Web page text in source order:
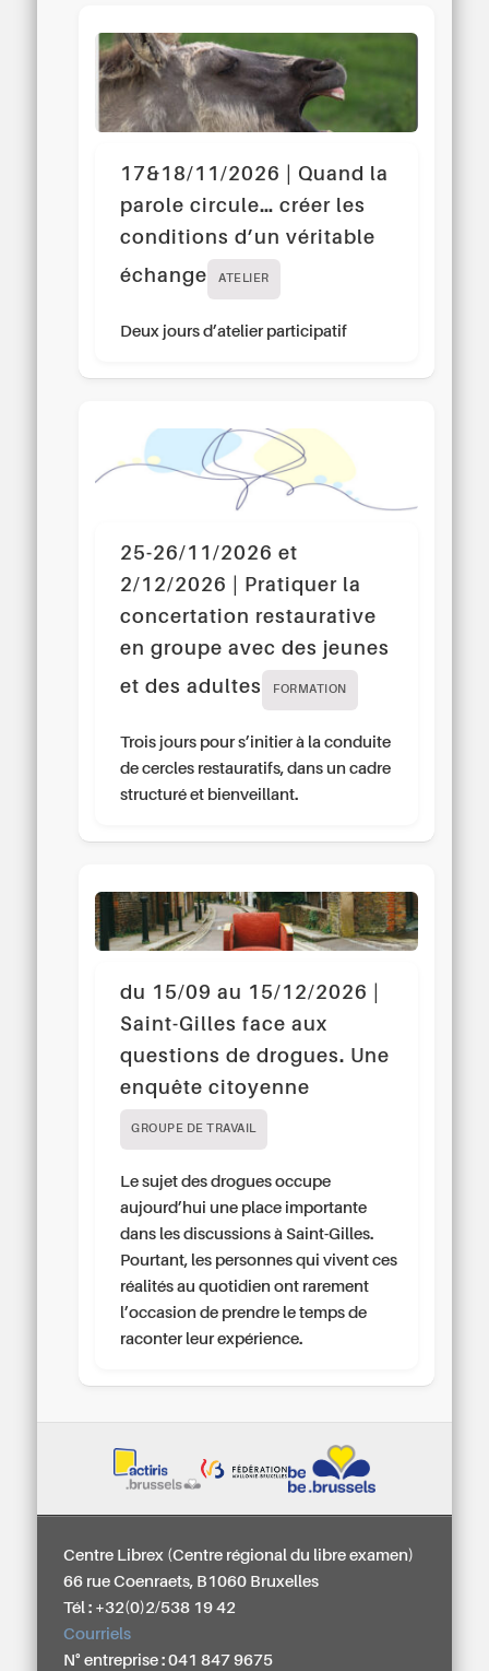
17&18/11/2026 | Quand la
parole circule… créer les
conditions d’un véritable
échange
ATELIER
Deux jours d’atelier participatif
25-26/11/2026 et
2/12/2026 | Pratiquer la
concertation restaurative
en groupe avec des jeunes
et des adultes
FORMATION
Trois jours pour s’initier à la conduite
de cercles restauratifs, dans un cadre
structuré et bienveillant.
du 15/09 au 15/12/2026 |
Saint-Gilles face aux
questions de drogues. Une
enquête citoyenne
GROUPE DE TRAVAIL
Le sujet des drogues occupe
aujourd’hui une place importante
dans les discussions à Saint-Gilles.
Pourtant, les personnes qui vivent ces
réalités au quotidien ont rarement
l’occasion de prendre le temps de
raconter leur expérience.
Centre Librex (Centre régional du libre examen)
66 rue Coenraets, B1060 Bruxelles
Tél : +32(0)2/538 19 42
Courriels
N° entreprise : 041 847 9675